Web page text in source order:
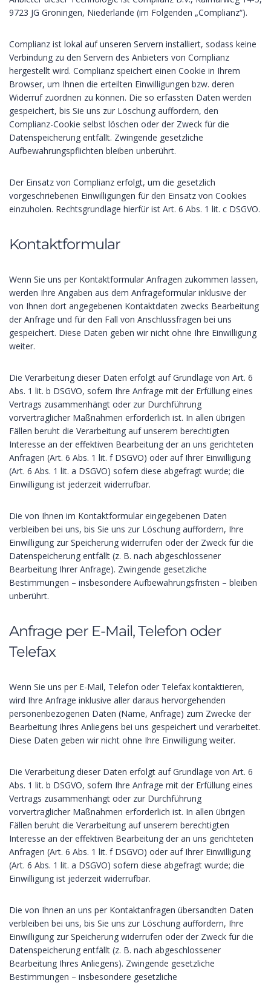
9723 JG Groningen, Niederlande (im Folgenden „Complianz“).
Complianz ist lokal auf unseren Servern installiert, sodass keine
Verbindung zu den Servern des Anbieters von Complianz
hergestellt wird. Complianz speichert einen Cookie in Ihrem
Browser, um Ihnen die erteilten Einwilligungen bzw. deren
Widerruf zuordnen zu können. Die so erfassten Daten werden
gespeichert, bis Sie uns zur Löschung auffordern, den
Complianz-Cookie selbst löschen oder der Zweck für die
Datenspeicherung entfällt. Zwingende gesetzliche
Aufbewahrungspflichten bleiben unberührt.
Der Einsatz von Complianz erfolgt, um die gesetzlich
vorgeschriebenen Einwilligungen für den Einsatz von Cookies
einzuholen. Rechtsgrundlage hierfür ist Art. 6 Abs. 1 lit. c DSGVO.
Kontaktformular
Wenn Sie uns per Kontaktformular Anfragen zukommen lassen,
werden Ihre Angaben aus dem Anfrageformular inklusive der
von Ihnen dort angegebenen Kontaktdaten zwecks Bearbeitung
der Anfrage und für den Fall von Anschlussfragen bei uns
gespeichert. Diese Daten geben wir nicht ohne Ihre Einwilligung
weiter.
Die Verarbeitung dieser Daten erfolgt auf Grundlage von Art. 6
Abs. 1 lit. b DSGVO, sofern Ihre Anfrage mit der Erfüllung eines
Vertrags zusammenhängt oder zur Durchführung
vorvertraglicher Maßnahmen erforderlich ist. In allen übrigen
Fällen beruht die Verarbeitung auf unserem berechtigten
Interesse an der effektiven Bearbeitung der an uns gerichteten
Anfragen (Art. 6 Abs. 1 lit. f DSGVO) oder auf Ihrer Einwilligung
(Art. 6 Abs. 1 lit. a DSGVO) sofern diese abgefragt wurde; die
Einwilligung ist jederzeit widerrufbar.
Die von Ihnen im Kontaktformular eingegebenen Daten
verbleiben bei uns, bis Sie uns zur Löschung auffordern, Ihre
Einwilligung zur Speicherung widerrufen oder der Zweck für die
Datenspeicherung entfällt (z. B. nach abgeschlossener
Bearbeitung Ihrer Anfrage). Zwingende gesetzliche
Bestimmungen – insbesondere Aufbewahrungsfristen – bleiben
unberührt.
Anfrage per E-Mail, Telefon oder
Telefax
Wenn Sie uns per E-Mail, Telefon oder Telefax kontaktieren,
wird Ihre Anfrage inklusive aller daraus hervorgehenden
personenbezogenen Daten (Name, Anfrage) zum Zwecke der
Bearbeitung Ihres Anliegens bei uns gespeichert und verarbeitet.
Diese Daten geben wir nicht ohne Ihre Einwilligung weiter.
Die Verarbeitung dieser Daten erfolgt auf Grundlage von Art. 6
Abs. 1 lit. b DSGVO, sofern Ihre Anfrage mit der Erfüllung eines
Vertrags zusammenhängt oder zur Durchführung
vorvertraglicher Maßnahmen erforderlich ist. In allen übrigen
Fällen beruht die Verarbeitung auf unserem berechtigten
Interesse an der effektiven Bearbeitung der an uns gerichteten
Anfragen (Art. 6 Abs. 1 lit. f DSGVO) oder auf Ihrer Einwilligung
(Art. 6 Abs. 1 lit. a DSGVO) sofern diese abgefragt wurde; die
Einwilligung ist jederzeit widerrufbar.
Die von Ihnen an uns per Kontaktanfragen übersandten Daten
verbleiben bei uns, bis Sie uns zur Löschung auffordern, Ihre
Einwilligung zur Speicherung widerrufen oder der Zweck für die
Datenspeicherung entfällt (z. B. nach abgeschlossener
Bearbeitung Ihres Anliegens). Zwingende gesetzliche
Bestimmungen – insbesondere gesetzliche